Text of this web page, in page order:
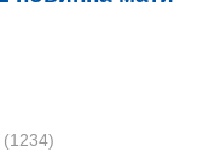
(1234)